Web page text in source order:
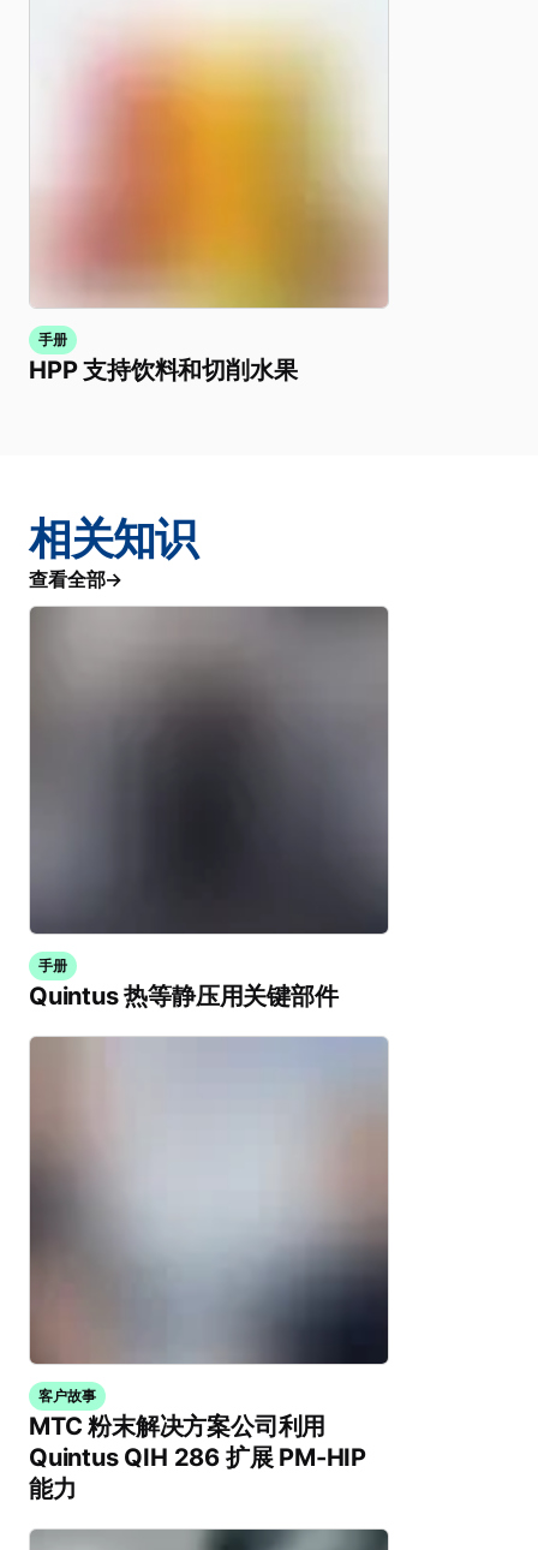
手册
HPP 支持饮料和切削水果
相关知识
查看全部
手册
Quintus 热等静压用关键部件
客户故事
MTC 粉末解决方案公司利用
Quintus QIH 286 扩展 PM-HIP
能力